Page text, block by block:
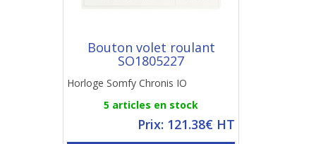
Bouton volet roulant
SO1805227
Horloge Somfy Chronis IO
5 articles en stock
Prix: 121.38€ HT